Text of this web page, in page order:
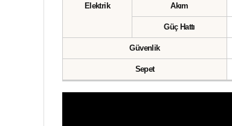
Elektrik Akım
Güç Hattı
Güvenlik
Sepet